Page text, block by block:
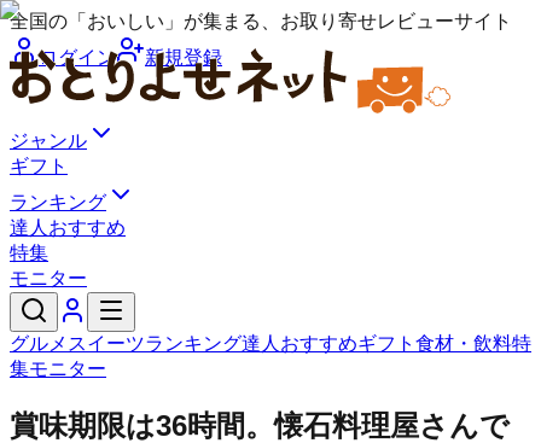
全国の「おいしい」が集まる、お取り寄せレビューサイト
ログイン
新規登録
ジャンル
ギフト
ランキング
達人おすすめ
特集
モニター
グルメ スイーツランキング達人おすすめギフト 食材・飲料特
集モニター
賞味期限は36時間。懐石料理屋さんで